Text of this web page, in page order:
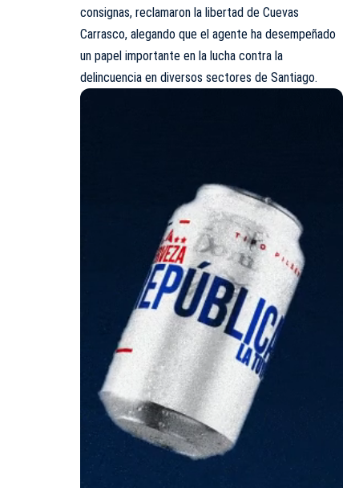
consignas, reclamaron la libertad de Cuevas
Carrasco, alegando que el agente ha desempeñado
un papel importante en la lucha contra la
delincuencia en diversos sectores de Santiago.